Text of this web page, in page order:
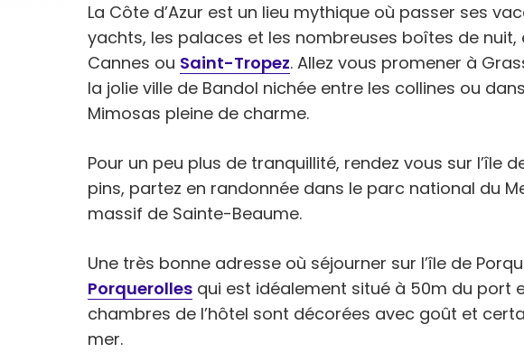
La Côte d’Azur est un lieu mythique où passer ses
yachts, les palaces et les nombreuses boîtes de nuit,
Cannes ou Saint-Tropez. Allez vous promener à
la jolie ville de Bandol nichée entre les collines ou
Mimosas pleine de charme.
Pour un peu plus de tranquillité, rendez vous sur l’île
pins, partez en randonnée dans le parc national du
massif de Sainte-Beaume.
Une très bonne adresse où séjourner sur l’île de
Porquerolles qui est idéalement situé à 50m du port
chambres de l’hôtel sont décorées avec goût et
mer.